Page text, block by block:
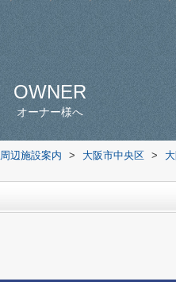
OWNER
オーナー様へ
周辺施設案内 > 大阪市中央区 >